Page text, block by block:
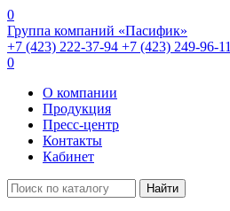
0
Группа компаний «Пасифик»
+7 (423) 222-37-94 +7 (423) 249-96-11
0
О компании
Продукция
Пресс-центр
Контакты
Кабинет
Найти